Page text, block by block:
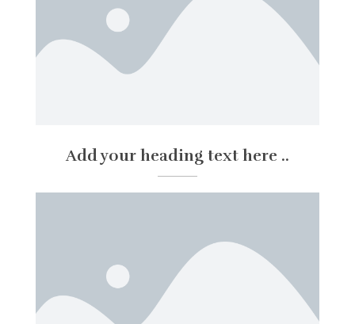
Add your heading text here ..